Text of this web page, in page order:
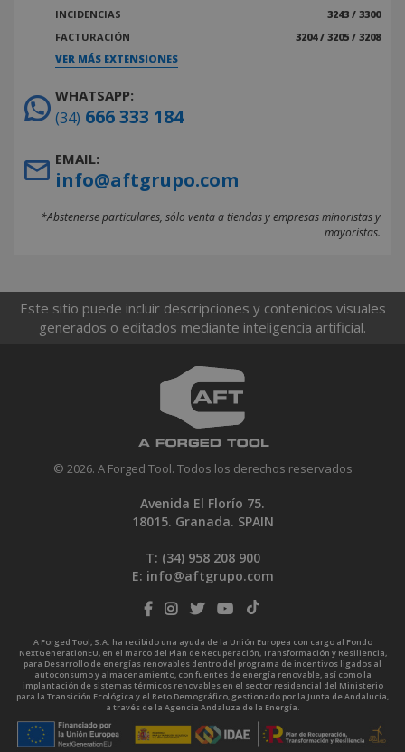
INCIDENCIAS
3243 / 3300
FACTURACIÓN
3204 / 3205 / 3208
VER MÁS EXTENSIONES
WHATSAPP:
(34) 666 333 184
EMAIL:
info@aftgrupo.com
*Abstenerse particulares, sólo venta a tiendas y empresas minoristas y
mayoristas.
Este sitio puede incluir descripciones y contenidos visuales
generados o editados mediante inteligencia artificial.
© 2026. A Forged Tool. Todos los derechos reservados
Avenida El Florío 75.
18015. Granada. SPAIN
T: (34) 958 208 900
E: info@aftgrupo.com
A Forged Tool, S.A. ha recibido una ayuda de la Unión Europea con cargo al Fondo
NextGenerationEU, en el marco del Plan de Recuperación, Transformación y Resiliencia,
para Desarrollo de energías renovables dentro del programa de incentivos ligados al
autoconsumo y almacenamiento, con fuentes de energía renovable, así como la
implantación de sistemas térmicos renovables en el sector residencial del Ministerio
para la Transición Ecológica y el Reto Demográfico, gestionado por la Junta de Andalucía,
a través de la Agencia Andaluza de la Energía.